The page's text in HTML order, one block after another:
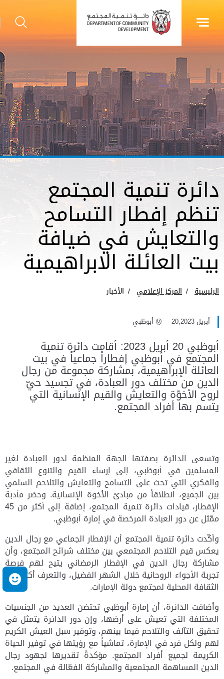
دائرة تنمية المجتمع
تنظم إفطار التسامح
والتعايش في ضيافة
بيت العائلة الابراهيمية
الرئيسية المركز الإعلامي الأخبار
أبريل 20,2023 أبوظبي
أبوظبي 20 أبريل 2023: أقامت دائرة تنمية
المجتمع في أبوظبي إفطاراً جماعياً في بيت
العائلة الإبراهيمية، بمشاركة مجموعة من رجال
الدين من مختلف دور العبادة، في تجسيد حيّ
لروح الأخوّة والتعايش والقيم الإنسانية التي
يتسم بها أفراد المجتمع.
وتسعى الدائرة بصفتها الجهة المنظمة لدور العبادة لغير
المسلمين في أبوظبي، إلى إرساء القيم والتنوع الثقافي
والفكري التي تحث على التسامح والتعايش والتلاحم السلمي
بين الجميع، انطلاقاً من مبادئ الأخوة الإنسانية. وحضر مأدبة
الإفطار، قيادات دائرة تنمية المجتمع، إضافة إلى أكثر من 45
ممّثل عن دور العبادة المرخصة في إمارة أبوظبي.
وأكّدت دائرة تنمية المجتمع أن الإفطار الجماعي مع رجال الدين
يعكس قيم التلاحم المجتمعي بين مختلف شرائح المجتمع، وأن
مشاركة رجال الدين في الإفطار الرمضاني يتيح لهم فرصة
تجربة الأجواء الروحانية خلال الشهر الفضيل، والتعرف أكثر على
الثقافة المحلية لمجتمع دولة الإمارات.
وأضافت الدائرة، أن إمارة أبوظبي تحتضن العديد من الجنسيات
المختلفة التي تعيش على أرضها، وإن دور الدائرة يتمثل في
تحقيق التآلف والتلاحم فيما بينهم، وتوفير سبل العيش الكريم
لهم ولكل فرد في الإمارة، تماشياً مع رؤيتها في توفير الحياة
الكريمة لجميع أفراد المجتمع. مؤكدةً تقديرها لجهود رجال
الدين المساهمة المجتمعية والمشاركة الفعّالة في المجتمع.